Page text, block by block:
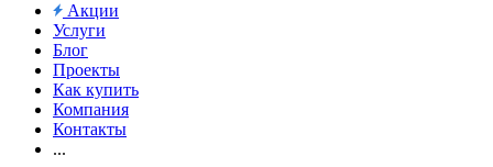
Акции
Услуги
Блог
Проекты
Как купить
Компания
Контакты
...